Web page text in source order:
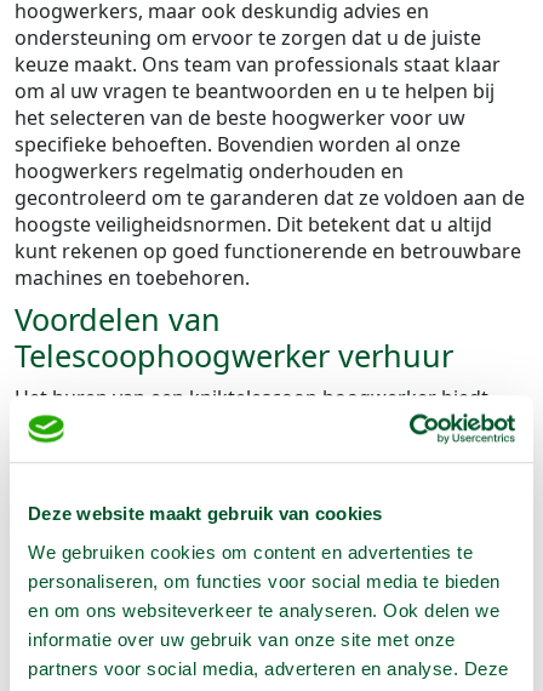
Deze website maakt gebruik van cookies
We gebruiken cookies om content en advertenties te
personaliseren, om functies voor social media te bieden
en om ons websiteverkeer te analyseren. Ook delen we
informatie over uw gebruik van onze site met onze
partners voor social media, adverteren en analyse. Deze
hoogwerkers, maar ook deskundig advies en
ondersteuning om ervoor te zorgen dat u de juiste
keuze maakt. Ons team van professionals staat klaar
om al uw vragen te beantwoorden en u te helpen bij
het selecteren van de beste hoogwerker voor uw
specifieke behoeften. Bovendien worden al onze
hoogwerkers regelmatig onderhouden en
gecontroleerd om te garanderen dat ze voldoen aan de
hoogste veiligheidsnormen. Dit betekent dat u altijd
kunt rekenen op goed functionerende en betrouwbare
machines en toebehoren.
Voordelen van
Telescoophoogwerker verhuur
Het huren van een kniktelescoop hoogwerker biedt
aanzienlijke voordelen ten opzichte van andere typen
hoogwerkers. De knikfunctie maakt het mogelijk om
bereikbare plaatsen te bereiken, wat de flexibiliteit en
efficiëntie van uw werkzaamheden vergroot. Dit type
hoogwerker is ideaal voor projecten waarbij u zowel
verticaal als horizontaal moet werken, zoals bij
onderhoudswerkzaamheden aan gevels of installaties
op hoogte. Dankzij de uitgebreide reikwijdte van de